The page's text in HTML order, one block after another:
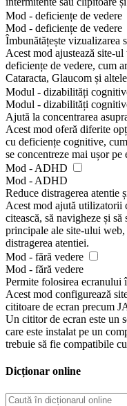
Mod - deficiențe de vedere
Mod - deficiențe de vedere
Îmbunătățește vizualizarea
Acest mod ajustează site-
deficiențe de vedere, cum
Cataracta, Glaucom și altele
Modul - dizabilități
Modul - dizabilități
Ajută la concentrarea
Acest mod oferă diferite
cu deficiențe cognitive,
se concentreze mai ușor
Mod - ADHD
Mod - ADHD
Reduce distragerea atentie
Acest mod ajută utilizatorii
citească, să navigheze și
principale ale site-ului
distragerea atentiei.
Mod - fără vedere
Mod - fără vedere
Permite folosirea ecranului
Acest mod configurează
cititoare de ecran precum
Un cititor de ecran este un
care este instalat pe un
trebuie să fie compatibile cu
Dicționar online